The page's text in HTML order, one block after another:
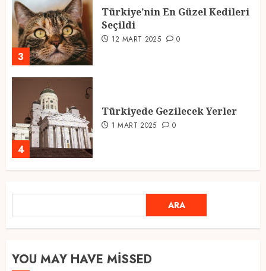
3
Türkiye’nin En Güzel Kedileri
Seçildi
12 MART 2025 0
4
Türkiyede Gezilecek Yerler
1 MART 2025 0
Ramazan Ayı 2025: Manevi
Atmosfer ve Özel Hazırlıklar
28 ŞUBAT 2025 0
ARA
YOU MAY HAVE MISSED